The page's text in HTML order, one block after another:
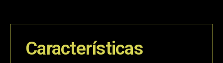
Características